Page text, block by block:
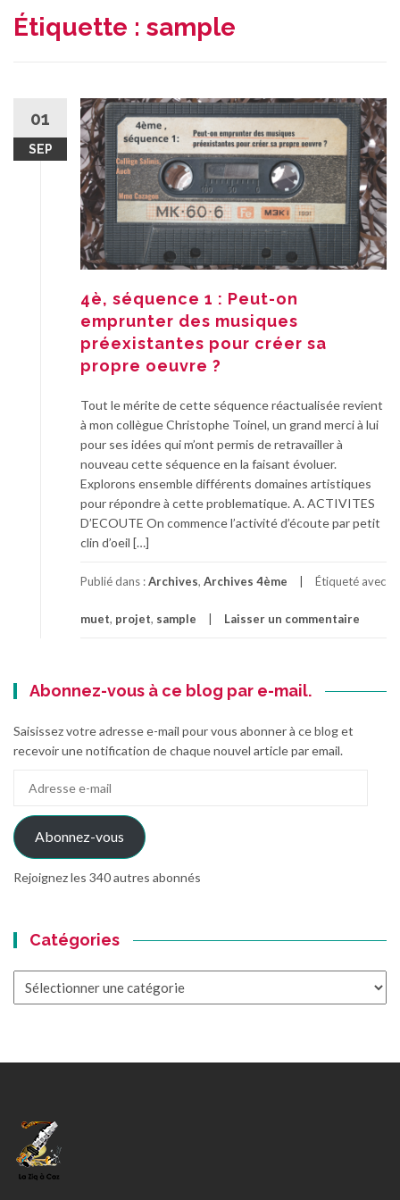
Étiquette : sample
01
SEP
4è, séquence 1 : Peut-on
emprunter des musiques
préexistantes pour créer sa
propre oeuvre ?
Tout le mérite de cette séquence réactualisée revient
à mon collègue Christophe Toinel, un grand merci à lui
pour ses idées qui m’ont permis de retravailler à
nouveau cette séquence en la faisant évoluer.
Explorons ensemble différents domaines artistiques
pour répondre à cette problematique. A. ACTIVITES
D’ECOUTE On commence l’activité d’écoute par petit
clin d’oeil […]
Publié dans :Archives, Archives 4ème Étiqueté avec
muet, projet, sample Laisser un commentaire
Abonnez-vous à ce blog par e-mail.
Saisissez votre adresse e-mail pour vous abonner à ce blog et
recevoir une notification de chaque nouvel article par email.
mail
Abonnez-vous
Rejoignez les 340 autres abonnés
Catégories